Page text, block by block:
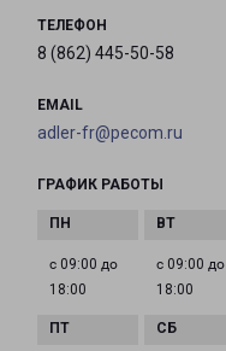
ТЕЛЕФОН
8 (862) 445-50-58
EMAIL
adler-fr@pecom.ru
ГРАФИК РАБОТЫ
с 09:00 до
18:00
с 09:00 до
18:00